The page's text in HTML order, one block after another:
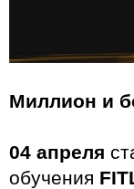
Миллион и
04 апреля
обучения